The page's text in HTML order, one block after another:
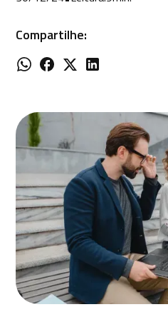
Compartilhe: